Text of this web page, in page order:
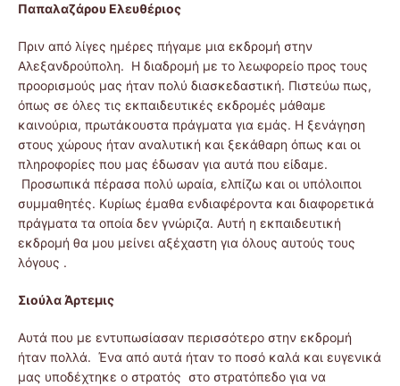
Παπαλαζάρου Ελευθέριος
Πριν από λίγες ημέρες πήγαμε μια εκδρομή στην
Αλεξανδρούπολη. Η διαδρομή με το λεωφορείο προς τους
προορισμούς μας ήταν πολύ διασκεδαστική. Πιστεύω πως,
όπως σε όλες τις εκπαιδευτικές εκδρομές μάθαμε
καινούρια, πρωτάκουστα πράγματα για εμάς. Η ξενάγηση
στους χώρους ήταν αναλυτική και ξεκάθαρη όπως και οι
πληροφορίες που μας έδωσαν για αυτά που είδαμε.
Προσωπικά πέρασα πολύ ωραία, ελπίζω και οι υπόλοιποι
συμμαθητές. Κυρίως έμαθα ενδιαφέροντα και διαφορετικά
πράγματα τα οποία δεν γνώριζα. Αυτή η εκπαιδευτική
εκδρομή θα μου μείνει αξέχαστη για όλους αυτούς τους
λόγους .
Σιούλα Άρτεμις
Αυτά που με εντυπωσίασαν περισσότερο στην εκδρομή
ήταν πολλά. Ένα από αυτά ήταν το ποσό καλά και ευγενικά
μας υποδέχτηκε ο στρατός στο στρατόπεδο για να